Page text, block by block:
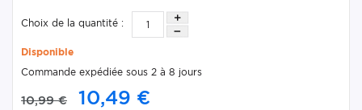
Choix de la quantité :
Disponible
Commande expédiée sous 2 à 8 jours
10,99 € 10,49 €